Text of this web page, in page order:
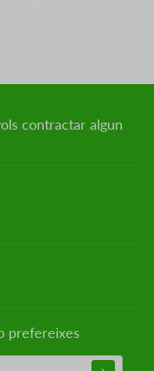
contractar algun
prefereixes